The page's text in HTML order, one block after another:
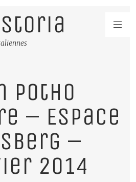
potho
– Espace
–
2014